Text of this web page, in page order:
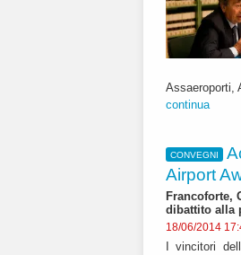
Assaeroporti,
continua
CONVEGNI
Airport
Francoforte,
dibattito alla
18/06/2014
I vincitori